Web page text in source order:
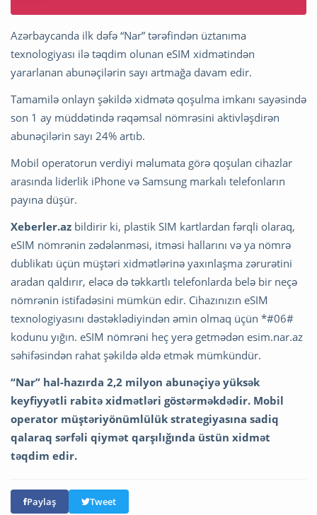
Azərbaycanda ilk dəfə “Nar” tərəfindən üztanıma
texnologiyası ilə təqdim olunan eSIM xidmətindən
yararlanan abunəçilərin sayı artmağa davam edir.
Tamamilə onlayn şəkildə xidmətə qoşulma imkanı sayəsində
son 1 ay müddətində rəqəmsal nömrəsini aktivləşdirən
abunəçilərin sayı 24% artıb.
Mobil operatorun verdiyi məlumata görə qoşulan cihazlar
arasında liderlik iPhone və Samsung markalı telefonların
payına düşür.
Xeberler.az bildirir ki, plastik SIM kartlardan fərqli olaraq,
eSIM nömrənin zədələnməsi, itməsi hallarını və ya nömrə
dublikatı üçün müştəri xidmətlərinə yaxınlaşma zərurətini
aradan qaldırır, eləcə də təkkartlı telefonlarda belə bir neçə
nömrənin istifadəsini mümkün edir. Cihazınızın eSIM
texnologiyasını dəstəklədiyindən əmin olmaq üçün *#06#
kodunu yığın. eSIM nömrəni heç yerə getmədən esim.nar.az
səhifəsindən rahat şəkildə əldə etmək mümkündür.
“Nar” hal-hazırda 2,2 milyon abunəçiyə yüksək
keyfiyyətli rabitə xidmətləri göstərməkdədir. Mobil
operator müştəriyönümlülük strategiyasına sadiq
qalaraq sərfəli qiymət qarşılığında üstün xidmət
təqdim edir.
Paylaş Tweet